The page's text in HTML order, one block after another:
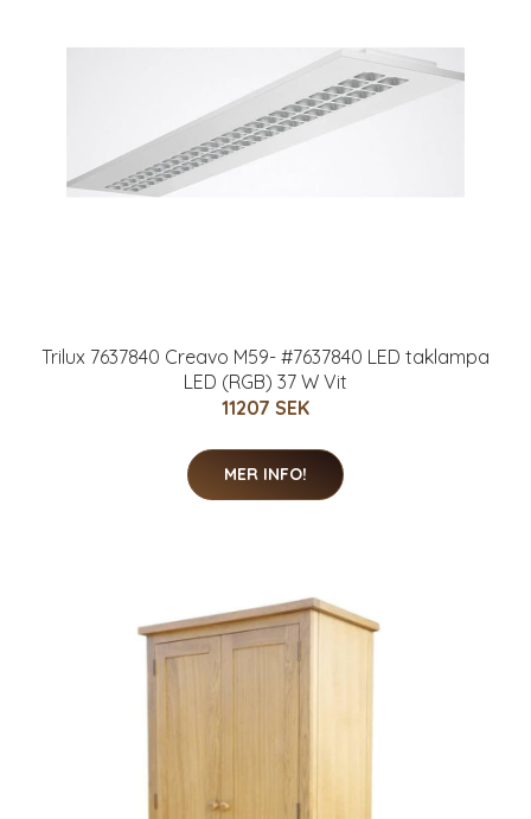
Trilux 7637840 Creavo M59- #7637840 LED taklampa
LED (RGB) 37 W Vit
11207 SEK
MER INFO!